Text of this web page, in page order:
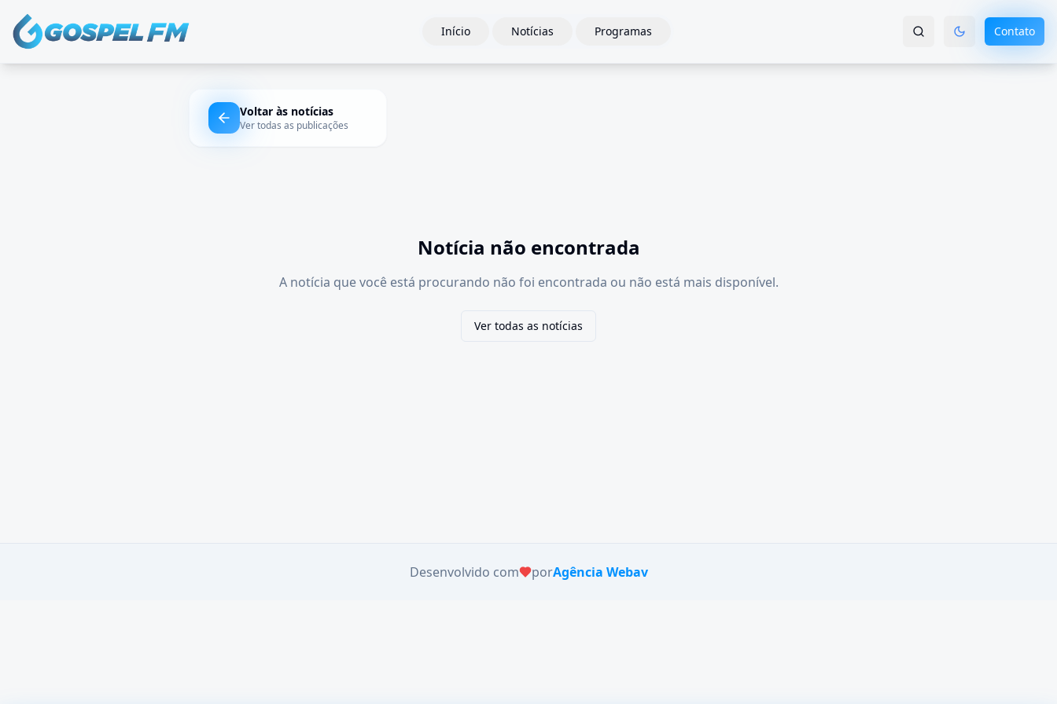
Início Notícias Programas Contato
Voltar às notícias
Ver todas as publicações
Notícia não encontrada
A notícia que você está procurando não foi encontrada ou não está mais disponível.
Ver todas as notícias
Desenvolvido com porAgência Webav